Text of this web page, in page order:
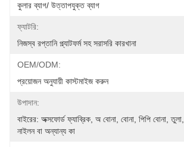
কুলার ব্যাগ/ উত্তাপযুক্ত ব্যাগ
ফ্যাটরি:
নিজস্ব রপ্তানি প্ল্যাটফর্ম সহ সরাসরি কারখানা
OEM/ODM:
প্রয়োজন অনুযায়ী কাস্টমাইজ করুন
উপাদান:
বাইরের: অক্সফোর্ড ফ্যাব্রিক, অ বোনা, বোনা, পিপি বোনা,
নাইলন বা অন্যান্য কা